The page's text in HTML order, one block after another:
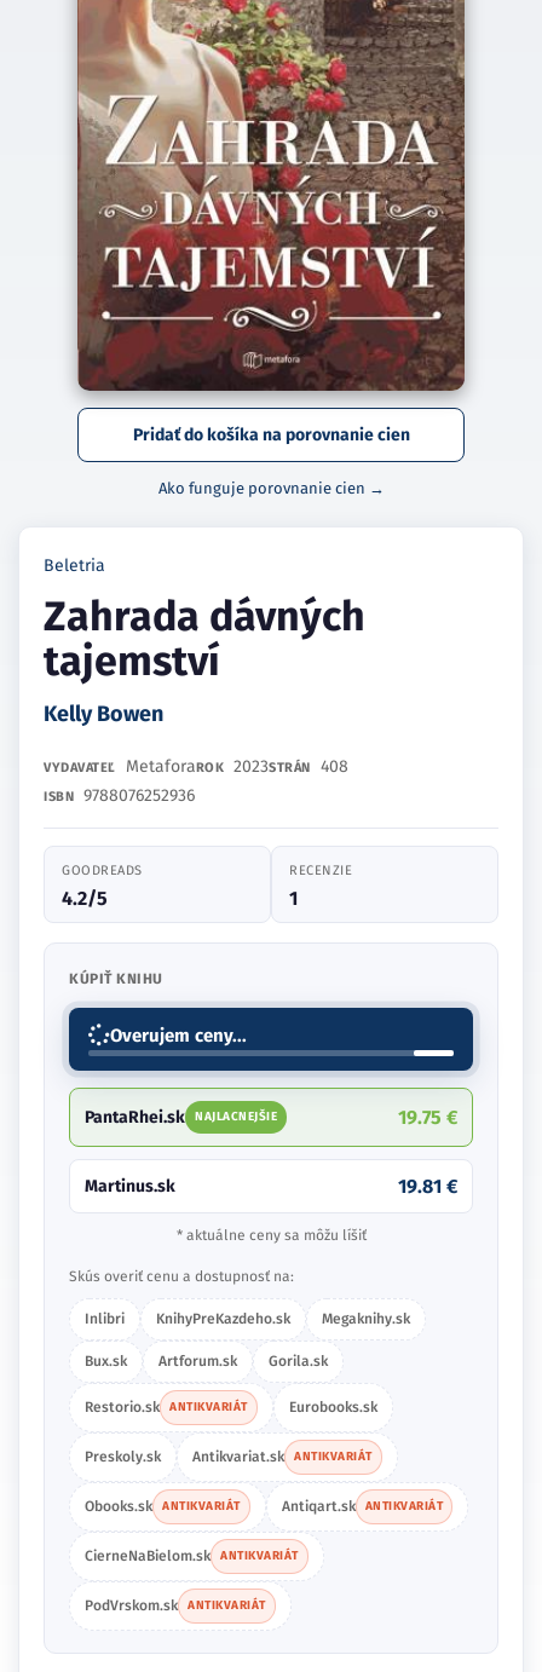
Pridať do košíka na porovnanie cien
Ako funguje porovnanie cien →
Beletria
Zahrada dávných
tajemství
Kelly Bowen
VYDAVATEĽ MetaforaROK 2023STRÁN 408
ISBN 9788076252936
GOODREADS
4.2/5
RECENZIE
1
KÚPIŤ KNIHU
Overujem ceny...
PantaRhei.sk NAJLACNEJŠIE 19.75 €
Martinus.sk 19.81 €
* aktuálne ceny sa môžu líšiť
Skús overiť cenu a dostupnosť na:
Inlibri KnihyPreKazdeho.sk Megaknihy.sk
Bux.sk Artforum.sk Gorila.sk
Restorio.sk ANTIKVARIÁT Eurobooks.sk
Preskoly.sk Antikvariat.sk ANTIKVARIÁT
Obooks.sk ANTIKVARIÁT Antiqart.sk ANTIKVARIÁT
CierneNaBielom.sk ANTIKVARIÁT
PodVrskom.sk ANTIKVARIÁT